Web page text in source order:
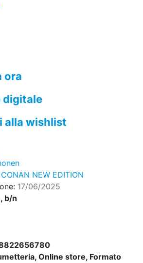
ora
digitale
alla wishlist
NEW EDITION
17/06/2025
b/n
Online store, Formato